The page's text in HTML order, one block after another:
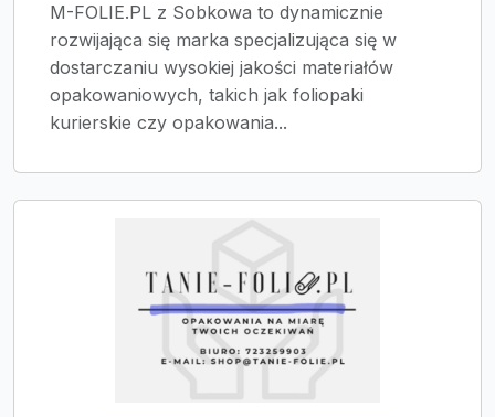
M-FOLIE.PL z Sobkowa to dynamicznie
rozwijająca się marka specjalizująca się w
dostarczaniu wysokiej jakości materiałów
opakowaniowych, takich jak foliopaki
kurierskie czy opakowania...